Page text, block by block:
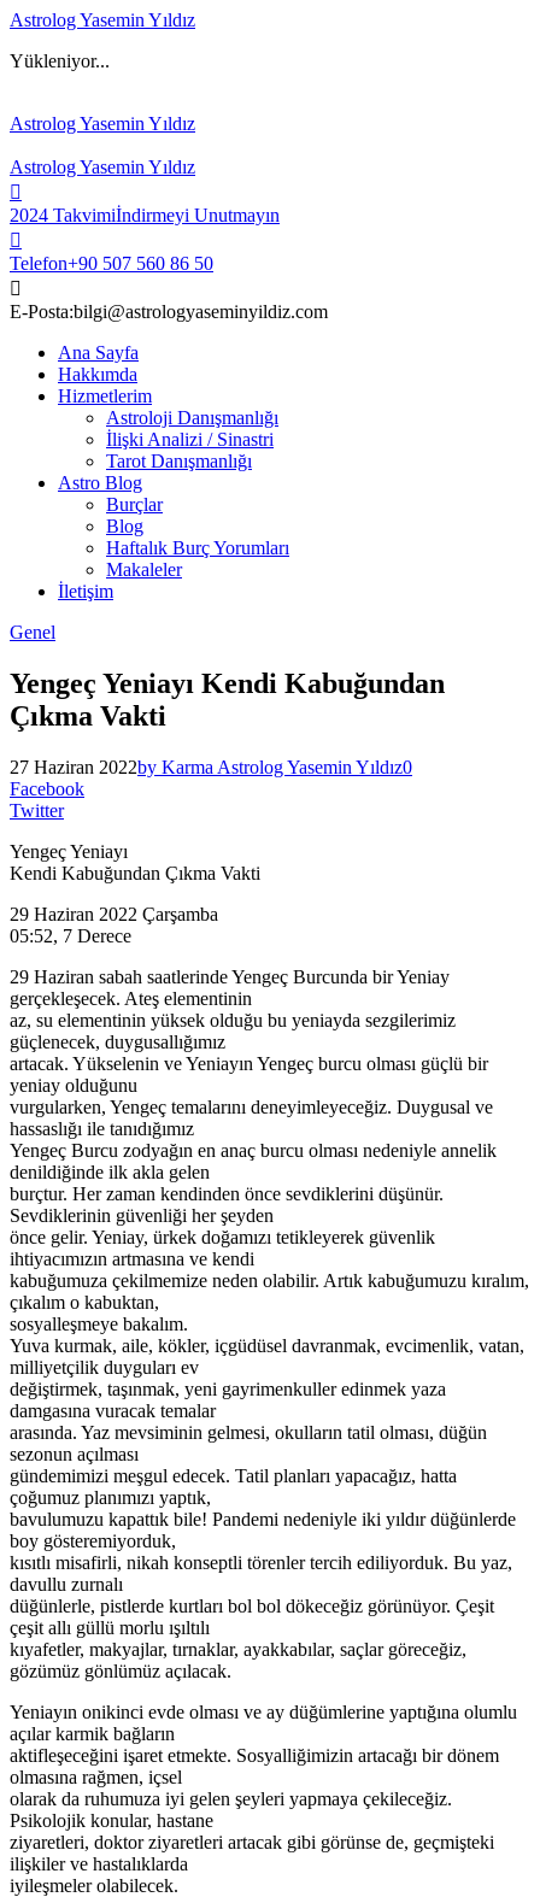
Astrolog Yasemin Yıldız
Yükleniyor...
Astrolog Yasemin Yıldız
Astrolog Yasemin Yıldız
2024 Takvimiİndirmeyi Unutmayın
Telefon+90 507 560 86 50
E-Posta:bilgi@astrologyaseminyildiz.com
Ana Sayfa
Hakkımda
Hizmetlerim
Astroloji Danışmanlığı
İlişki Analizi / Sinastri
Tarot Danışmanlığı
Astro Blog
Burçlar
Blog
Haftalık Burç Yorumları
Makaleler
İletişim
Genel
Yengeç Yeniayı Kendi Kabuğundan
Çıkma Vakti
27 Haziran 2022by Karma Astrolog Yasemin Yıldız0
Facebook
Twitter
Yengeç Yeniayı
Kendi Kabuğundan Çıkma Vakti
29 Haziran 2022 Çarşamba
05:52, 7 Derece
29 Haziran sabah saatlerinde Yengeç Burcunda bir Yeniay
gerçekleşecek. Ateş elementinin
az, su elementinin yüksek olduğu bu yeniayda sezgilerimiz
güçlenecek, duygusallığımız
artacak. Yükselenin ve Yeniayın Yengeç burcu olması güçlü bir
yeniay olduğunu
vurgularken, Yengeç temalarını deneyimleyeceğiz. Duygusal ve
hassaslığı ile tanıdığımız
Yengeç Burcu zodyağın en anaç burcu olması nedeniyle annelik
denildiğinde ilk akla gelen
burçtur. Her zaman kendinden önce sevdiklerini düşünür.
Sevdiklerinin güvenliği her şeyden
önce gelir. Yeniay, ürkek doğamızı tetikleyerek güvenlik
ihtiyacımızın artmasına ve kendi
kabuğumuza çekilmemize neden olabilir. Artık kabuğumuzu kıralım,
çıkalım o kabuktan,
sosyalleşmeye bakalım.
Yuva kurmak, aile, kökler, içgüdüsel davranmak, evcimenlik, vatan,
milliyetçilik duyguları ev
değiştirmek, taşınmak, yeni gayrimenkuller edinmek yaza
damgasına vuracak temalar
arasında. Yaz mevsiminin gelmesi, okulların tatil olması, düğün
sezonun açılması
gündemimizi meşgul edecek. Tatil planları yapacağız, hatta
çoğumuz planımızı yaptık,
bavulumuzu kapattık bile! Pandemi nedeniyle iki yıldır düğünlerde
boy gösteremiyorduk,
kısıtlı misafirli, nikah konseptli törenler tercih ediliyorduk. Bu yaz,
davullu zurnalı
düğünlerle, pistlerde kurtları bol bol dökeceğiz görünüyor. Çeşit
çeşit allı güllü morlu ışıltılı
kıyafetler, makyajlar, tırnaklar, ayakkabılar, saçlar göreceğiz,
gözümüz gönlümüz açılacak.
Yeniayın onikinci evde olması ve ay düğümlerine yaptığına olumlu
açılar karmik bağların
aktifleşeceğini işaret etmekte. Sosyalliğimizin artacağı bir dönem
olmasına rağmen, içsel
olarak da ruhumuza iyi gelen şeyleri yapmaya çekileceğiz.
Psikolojik konular, hastane
ziyaretleri, doktor ziyaretleri artacak gibi görünse de, geçmişteki
ilişkiler ve hastalıklarda
iyileşmeler olabilecek.